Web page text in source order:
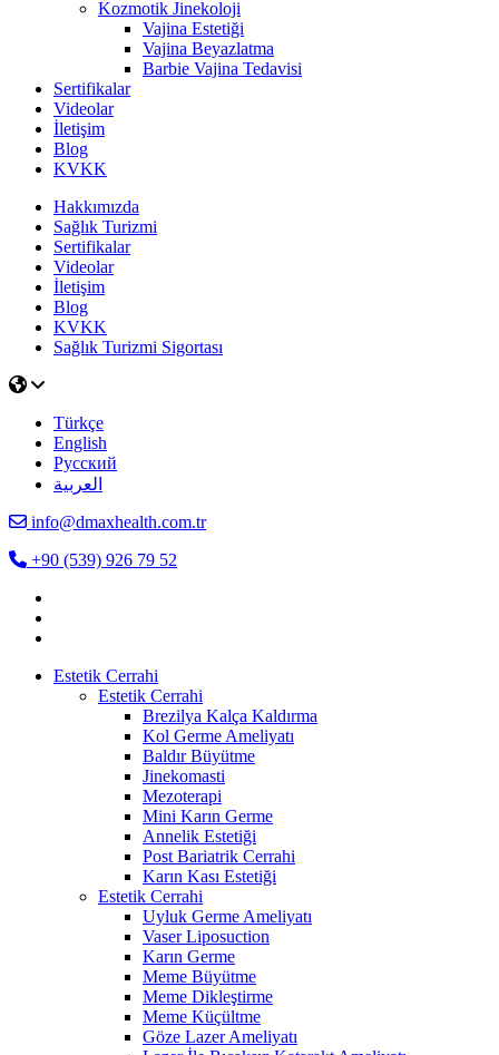
Kozmotik Jinekoloji
Vajina Estetiği
Vajina Beyazlatma
Barbie Vajina Tedavisi
Sertifikalar
Videolar
İletişim
Blog
KVKK
Hakkımızda
Sağlık Turizmi
Sertifikalar
Videolar
İletişim
Blog
KVKK
Sağlık Turizmi Sigortası
Türkçe
English
Русский
العربية
info@dmaxhealth.com.tr
+90 (539) 926 79 52
Estetik Cerrahi
Estetik Cerrahi
Brezilya Kalça Kaldırma
Kol Germe Ameliyatı
Baldır Büyütme
Jinekomasti
Mezoterapi
Mini Karın Germe
Annelik Estetiği
Post Bariatrik Cerrahi
Karın Kası Estetiği
Estetik Cerrahi
Uyluk Germe Ameliyatı
Vaser Liposuction
Karın Germe
Meme Büyütme
Meme Dikleştirme
Meme Küçültme
Göze Lazer Ameliyatı